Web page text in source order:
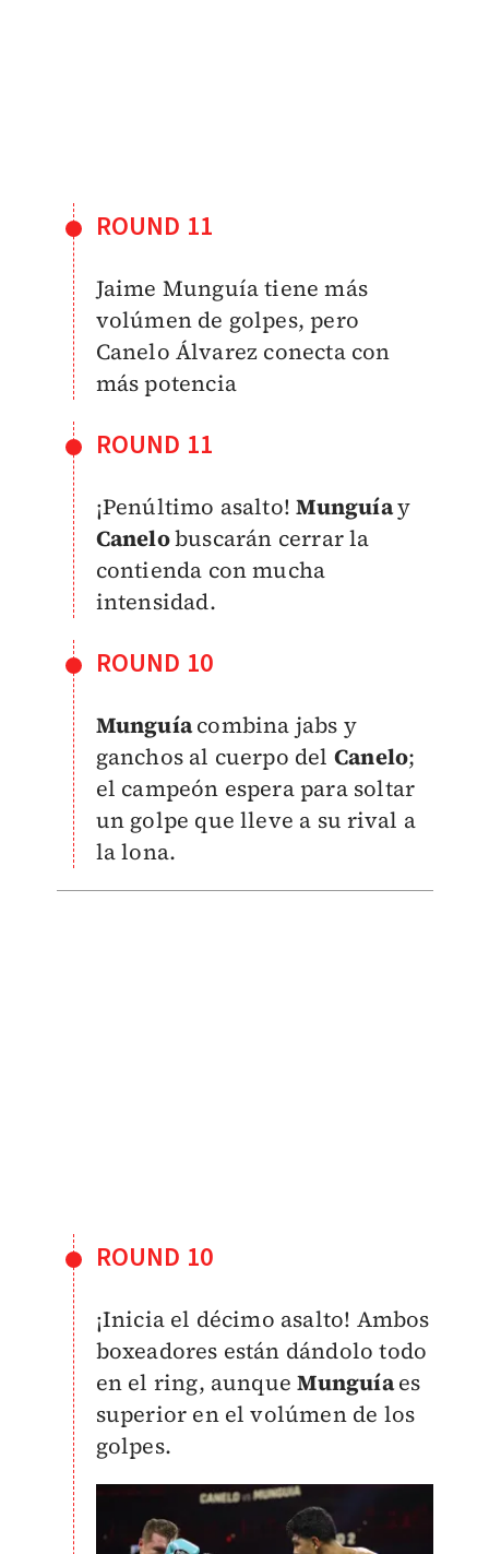
ROUND 11
Jaime Munguía tiene más
volúmen de golpes, pero
Canelo Álvarez conecta con
más potencia
ROUND 11
¡Penúltimo asalto!Munguíay
Canelobuscarán cerrar la
contienda con mucha
intensidad.
ROUND 10
Munguíacombina jabs y
ganchos al cuerpo del Canelo;
el campeón espera para soltar
un golpe que lleve a su rival a
la lona.
ROUND 10
¡Inicia el décimo asalto! Ambos
boxeadores están dándolo todo
en el ring, aunqueMunguíaes
superior en el volúmen de los
golpes.